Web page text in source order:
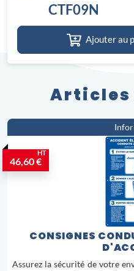
CTF09N
Ajouter au
Articles
46,60 €
HT
CONSIGNES
Assurez la sécurité de votre